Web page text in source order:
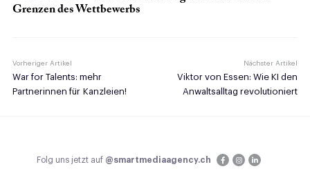
Grenzen des Wettbewerbs
Vorheriger Artikel
War for Talents: mehr
Partnerinnen für Kanzleien!
Nächster Artikel
Viktor von Essen: Wie KI den
Anwaltsalltag revolutioniert
Folg uns jetzt auf @smartmediaagency.ch